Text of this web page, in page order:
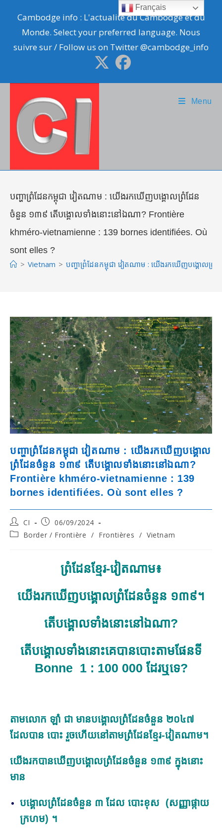
content
Cambodge info : L'actualité du Cambodge et du
Monde. Select your preferred language. Nous
suivre sur / Follow us on Twitter @cambodge_info
Menu
បញ្ហាព្រំដែនកម្ពុជា វៀតណាម : យើងរកឃើញបង្គោលព្រំដែន
ចំនួន ១៣៩ តើបង្គោលទាំងនោះនៅឯណា? Frontière
khméro-vietnamienne : 139 bornes identifiées. Où
sont elles ?
> Vietnam > បញ្ហាព្រំដែនកម្ពុជា វៀតណាម : យើងរកឃើញបង្គោល
បញ្ហាព្រំដែនកម្ពុជា វៀតណាម : យើងរកឃើញបង្គោល
ព្រំដែនចំនួន ១៣៩ តើបង្គោលទាំងនោះនៅឯណា?
Frontière khméro-vietnamienne : 139
bornes identifiées. Où sont elles ?
Post
author:
CI
Post
published:
06/09/2024
PostBorder / Frontière / Frontières / Vietnam
ព្រំដែនខ្មែរ-វៀតណាម៖
យើងរកឃើញបង្គោលព្រំដែនចំនួន ១៣៩។
តើបង្គោលទាំងនោះនៅឯណា?
តើបង្គោលទាំងនោះគេបានបោះតាមផែនទី
Bonne 1 : 100 000 ដែរឬទេ?
តាម​លោក ឡាំ ជា មានបង្គោលព្រំដែនចំនួន ២០៤៧
ដែលបាន​ បោះ រួច​ហើយ​នៅ​តាម​ព្រំដែន​ខ្មែរ-វៀតណាម។
យើងរកបានឃើញបង្គោលព្រំដែនចំនួន ១៣៩ ក្នុងនោះ
មាន
បង្គោលព្រំដែនចំនួន ៣ ដែល បោះខុស (សញ្ញាផ្កាយ
ក្រហម) ។
Français